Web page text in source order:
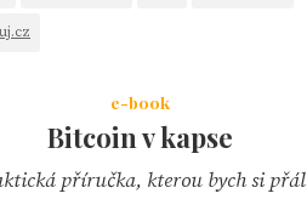
e-book
Bitcoin v kapse
příručka, kterou bych si přál